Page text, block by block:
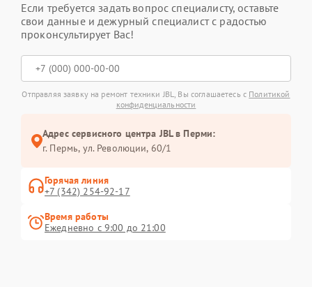
Если требуется задать вопрос специалисту, оставьте
свои данные и дежурный специалист с радостью
проконсультирует Вас!
Отправляя заявку на ремонт техники JBL, Вы соглашаетесь с Политикой
конфиденциальности
Адрес сервисного центра JBL в Перми:
г. Пермь, ул. ​Революции, 60/1
Горячая линия
+7 (342) 254-92-17
Время работы
Ежедневно с 9:00 до 21:00